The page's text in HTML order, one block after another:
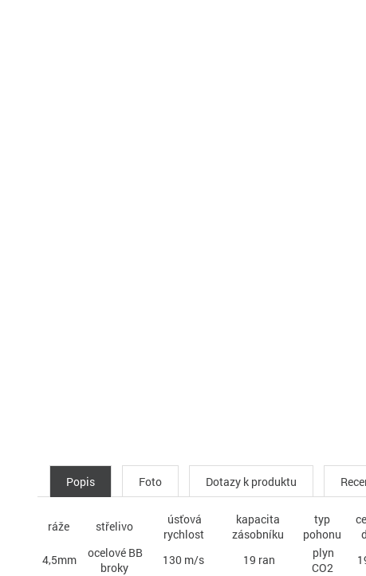
Popis Foto Dotazy k produktu
ráže střelivo
úsťová
rychlost
kapacita
zásobníku
typ
pohonu
4,5mm
ocelové BB
broky
130 m/s 19 ran
plyn
CO2